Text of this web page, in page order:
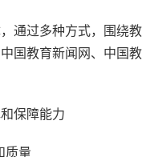
通过多种方式，围绕
国教育新闻网、中国
保障能力
质量